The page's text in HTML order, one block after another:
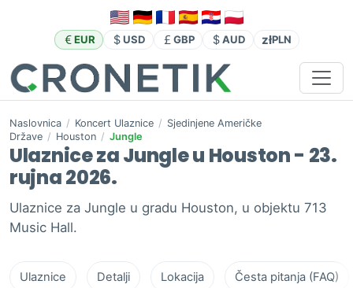
EUR USD GBP AUD złPLN
Naslovnica / Koncert Ulaznice / Sjedinjene Američke
Države / Houston / Jungle
Ulaznice za Jungle u Houston - 23.
rujna 2026.
Ulaznice za Jungle u gradu Houston, u objektu 713
Music Hall.
Ulaznice Detalji Lokacija Česta pitanja (FAQ)